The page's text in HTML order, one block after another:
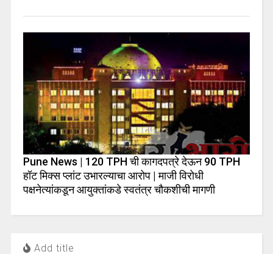
Pune News | 120 TPH ची कागदपत्रे देऊन 90 TPH
हॉट मिक्स प्लांट उभारल्याचा आरोप | माजी विरोधी
पक्षनेत्यांकडून आयुक्तांकडे स्वतंत्र चौकशीची मागणी
Add title